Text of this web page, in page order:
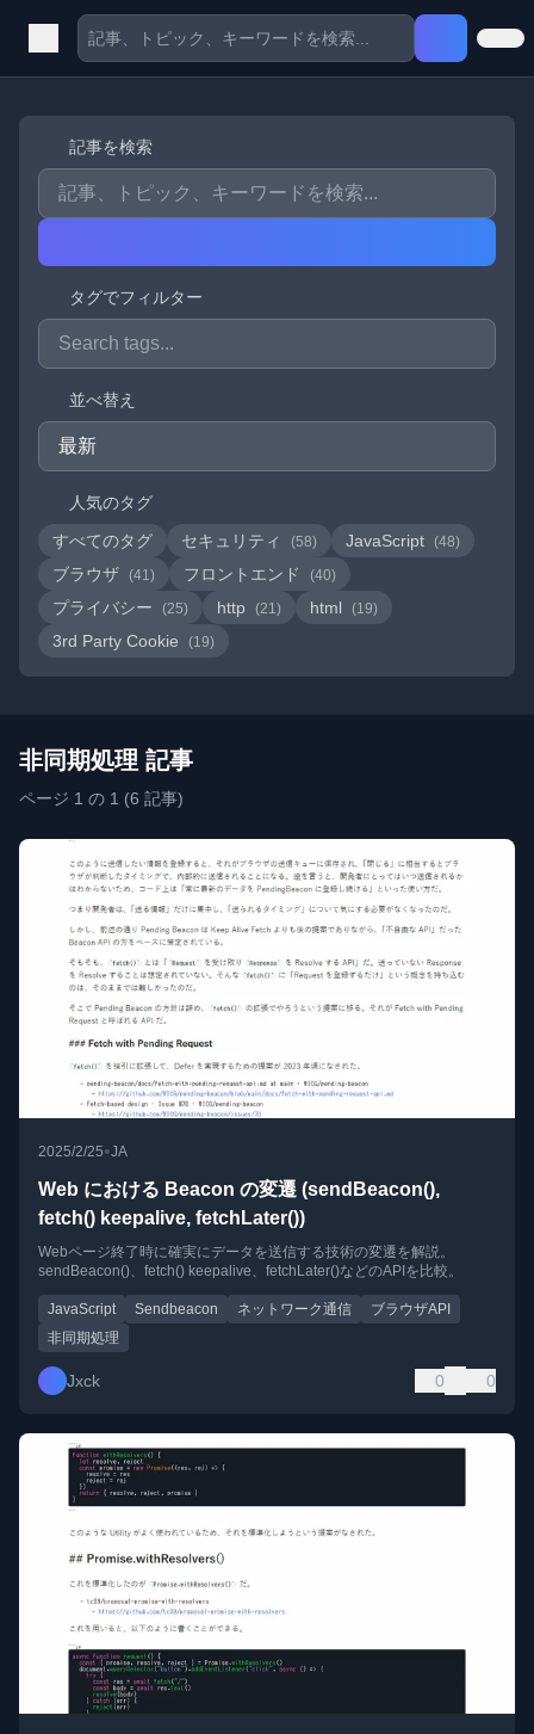
記事を検索
タグでフィルター
並べ替え
人気のタグ
すべてのタグ
セキュリティ (58) JavaScript (48)
ブラウザ (41) フロントエンド (40)
プライバシー (25) http (21) html (19)
3rd Party Cookie (19)
非同期処理 記事
ページ 1 の 1 (6 記事)
2025/2/25•JA
Web における Beacon の変遷 (sendBeacon(),
fetch() keepalive, fetchLater())
Webページ終了時に確実にデータを送信する技術の変遷を解説。
sendBeacon()、fetch() keepalive、fetchLater()などのAPIを比較。
JavaScript Sendbeacon ネットワーク通信
ブラウザAPI
非同期処理
Jxck 0 0